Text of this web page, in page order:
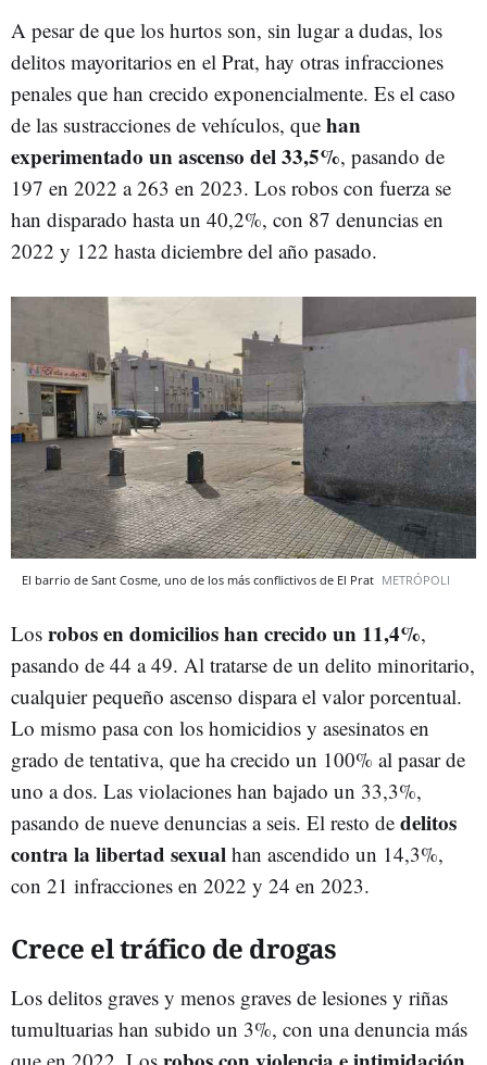
A pesar de que los hurtos son, sin lugar a dudas, los
delitos mayoritarios en el Prat, hay otras infracciones
penales que han crecido exponencialmente. Es el caso
de las sustracciones de vehículos, que han
experimentado un ascenso del 33,5%, pasando de
197 en 2022 a 263 en 2023. Los robos con fuerza se
han disparado hasta un 40,2%, con 87 denuncias en
2022 y 122 hasta diciembre del año pasado.
El barrio de Sant Cosme, uno de los más conflictivos de El Prat METRÓPOLI
Los robos en domicilios han crecido un 11,4%,
pasando de 44 a 49. Al tratarse de un delito minoritario,
cualquier pequeño ascenso dispara el valor porcentual.
Lo mismo pasa con los homicidios y asesinatos en
grado de tentativa, que ha crecido un 100% al pasar de
uno a dos. Las violaciones han bajado un 33,3%,
pasando de nueve denuncias a seis. El resto de delitos
contra la libertad sexual han ascendido un 14,3%,
con 21 infracciones en 2022 y 24 en 2023.
Crece el tráfico de drogas
Los delitos graves y menos graves de lesiones y riñas
tumultuarias han subido un 3%, con una denuncia más
que en 2022. Los